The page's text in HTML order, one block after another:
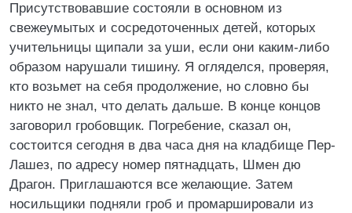
Присутствовавшие состояли в основном из
свежеумытых и сосредоточенных детей, которых
учительницы щипали за уши, если они каким-либо
образом нарушали тишину. Я огляделся, проверяя,
кто возьмет на себя продолжение, но словно бы
никто не знал, что делать дальше. В конце концов
заговорил гробовщик. Погребение, сказал он,
состоится сегодня в два часа дня на кладбище Пер-
Лашез, по адресу номер пятнадцать, Шмен дю
Драгон. Приглашаются все желающие. Затем
носильщики подняли гроб и промаршировали из